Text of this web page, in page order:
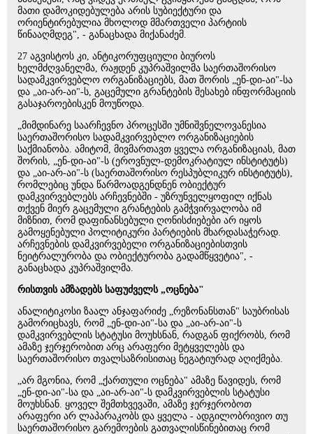
მათი დამოკიდებულება არის სუბიექტური და
ორიენტირებულია მხოლოდ მმართველი პარტიის
წინააღმდეგ", - განაცხადა მიქანაძემ.
27 აგვისტოს კი, ანტიკორუფციული ბიუროს
ხელმძღვანელმა, რაჟდენ კუპრაშვილმა საერთაშორისო
სადამკვირვებლო ორგანიზაციებს, მათ შორის „ენ-დი-აი"-სა
და „აი-არ-აი"-ს, გაცემული გრანტების შესახებ ინფორმაციის
გასაჯაროებისკენ მოუწოდა.
„მიმდინარე საარჩევნო პროცესში უმნიშვნელოვანესია
საერთაშორისო სადამკვირვებლო ორგანიზაციების
საქმიანობა. ამიტომ, მივმართავთ ყველა ორგანიზაციას, მათ
შორის, „ენ-დი-აი"-ს (ეროვნულ-დემოკრატიულ ინსტიტუტს)
და „აი-არ-აი"-ს (საერთაშორისო რესპუბლიკურ ინსტიტუტს),
რომლებიც უნდა წარმოადგენდნენ ობიექტურ
დამკვირვებლებს არჩევნებში - უზრუნველყოფილ იქნას
თქვენ მიერ გაცემული გრანტების გამჭვირვალობა იმ
მიზნით, რომ დაფინანსებული ღონისძიებები არ იყოს
გამოყენებული პოლიტიკური პარტიების მხარდასაჭერად.
არჩევნების დამკვირვებელი ორგანიზაციებისთვის
ნეიტრალურობა და ობიექტურობა გადამწყვეტია", -
განაცხადა კუპრაშვილმა.
რისთვის ამზადებს საფუძველს „ოცნება"
ანალიტიკოსი ზაალ ანჯაფარიძე „რეზონანსთან" საუბრისას
გამორიცხავს, რომ „ენ-დი-აი"-სა და „აი-არ-აი"-ს
დამკვირვებლის სტატუსი მოუხსნან, რადგან ფიქრობს, რომ
ამაზე ჯერჯერობით არც არაფერი მეტყველებს და
საერთაშორისო თვალსაზრისითაც ნეგატიურად აღიქმება.
„არ მგონია, რომ „ქართული ოცნება" ამაზე წავიდეს, რომ
„ენ-დი-აი"-სა და „აი-არ-აი"-ს დამკვირვებლის სტატუსი
მოუხსნან. ყოველ შემთხვევაში, ამაზე ჯერჯერობოთ
არაფერი არ ლაპარაკობს და ყველა - ადგილობრივიო თუ
საერთაშორისო გარემოების გათვალისწინებითაც რომ